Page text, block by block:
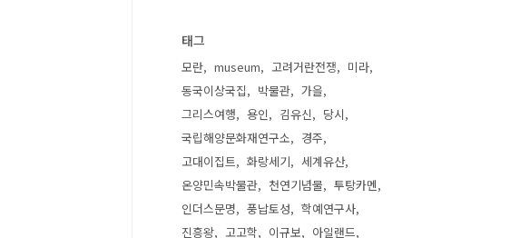
태그
모란 museum 고려거란전쟁
미라
동국이상국집
박물관
가을
그리스여행
용인 김유신
당시
국립해양문화재연구소
경주
고대이집트
화랑세기
세계유산
온양민속박물관
천연기념물
투탕카멘
인더스문명
풍납토성
학예연구사
진흥왕
고고학 이규보 아일랜드